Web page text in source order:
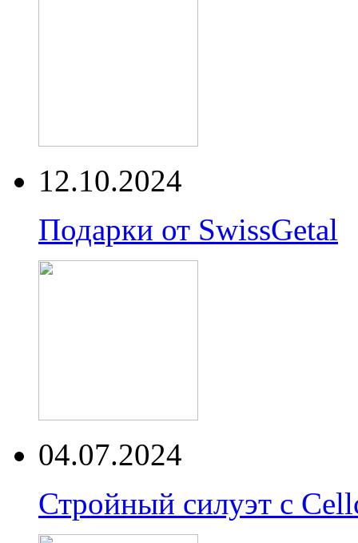
12.10.2024
Подарки от SwissGetal
04.07.2024
Стройный силуэт с